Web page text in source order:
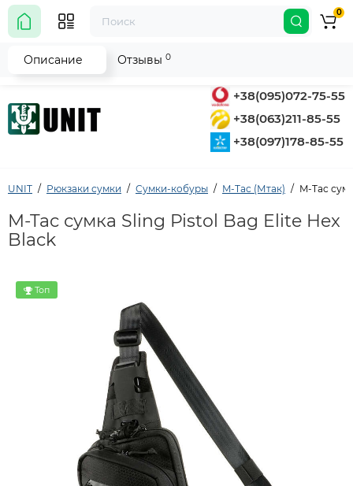
+38(095)072-75-55
+38(063)211-85-55
+38(097)178-85-55
0
UNIT Рюкзаки сумки Сумки-кобуры M-Tac (Мтак) M-Tac
M-Tac сумка Sling Pistol Bag Elite Hex
Black
Топ
Описание Отзывы 0